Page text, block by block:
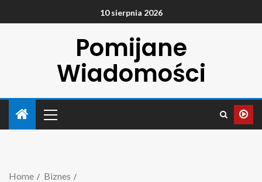
10 sierpnia 2026
Pomijane
Wiadomości
Home
Biznes